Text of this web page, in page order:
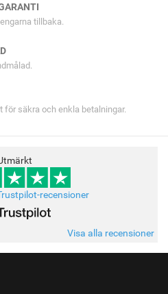
tillbaka.
för säkra och enkla betalningar.
recensioner
Visa alla recensioner